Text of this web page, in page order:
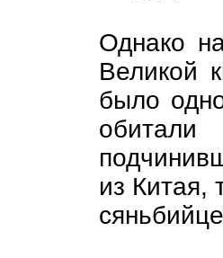
Однако
Великой
было
из Китая,